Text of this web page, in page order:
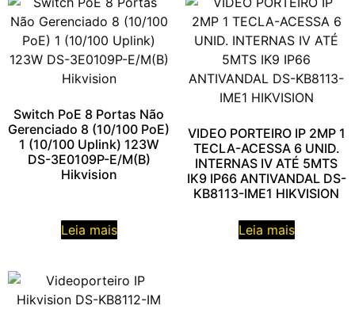
Switch PoE 8 Portas Não
Gerenciado 8 (10/100 PoE)
1 (10/100 Uplink) 123W
DS-3E0109P-E/M(B)
Hikvision
Leia mais
VIDEO PORTEIRO IP 2MP 1
TECLA-ACESSA 6 UNID.
INTERNAS IV ATÉ 5MTS
IK9 IP66 ANTIVANDAL DS-
KB8113-IME1 HIKVISION
Leia mais